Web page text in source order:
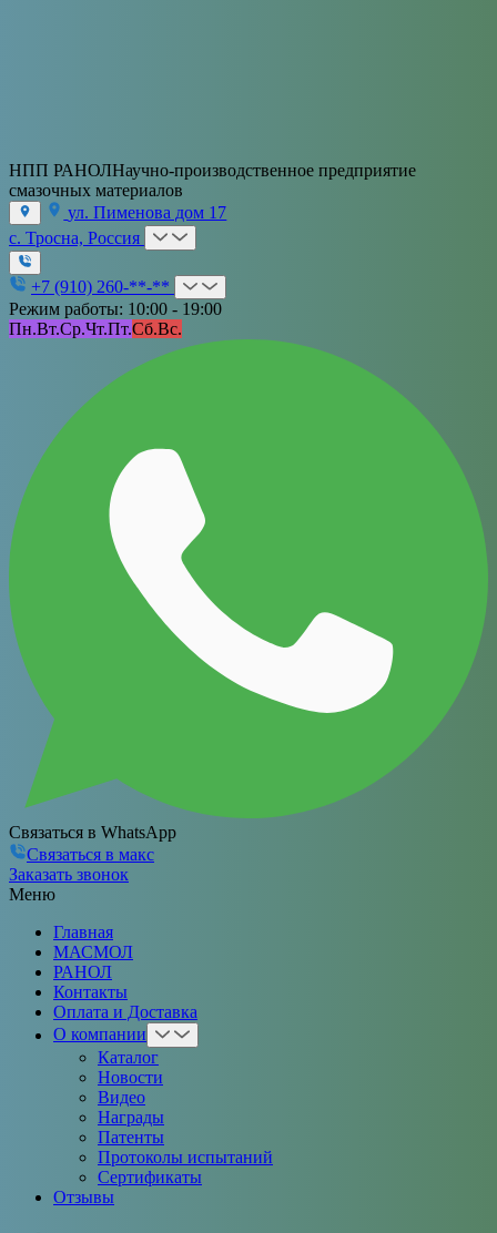
НПП РАНОЛНаучно-производственное предприятие
смазочных материалов
ул. Пименова дом 17
с. Тросна, Россия
+7 (910) 260-**-**
Режим работы: 10:00 - 19:00
Пн.Вт.Ср.Чт.Пт.Сб.Вс.
Связаться в WhatsApp
Связаться в макс
Заказать звонок
Меню
Главная
МАСМОЛ
РАНОЛ
Контакты
Оплата и Доставка
О компании
Каталог
Новости
Видео
Награды
Патенты
Протоколы испытаний
Сертификаты
Отзывы